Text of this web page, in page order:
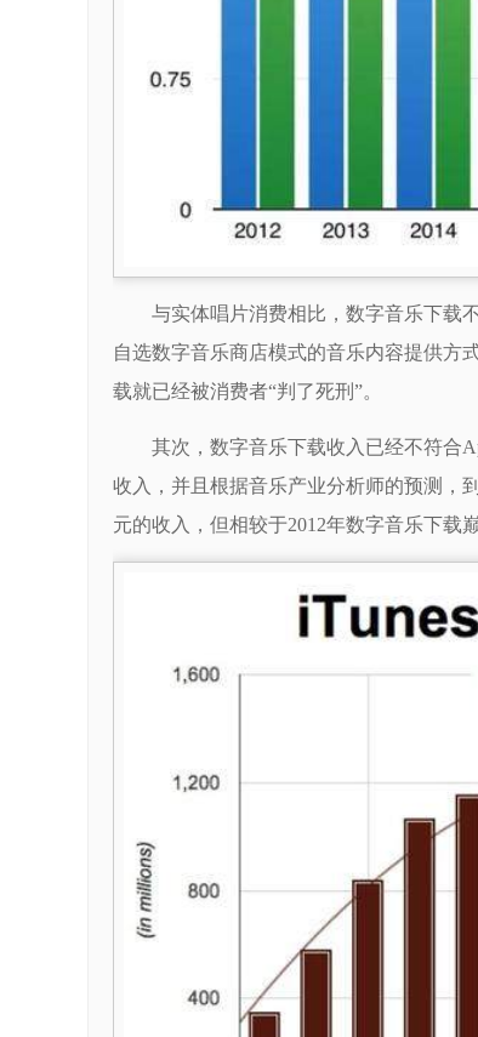
与实体唱片消费相比，数字音乐下载
自选数字音乐商店模式的音乐内容提供方
载就已经被消费者“判了死刑”。
其次，数字音乐下载收入已经不符合
收入，并且根据音乐产业分析师的预测，
元的收入，但相较于2012年数字音乐下载